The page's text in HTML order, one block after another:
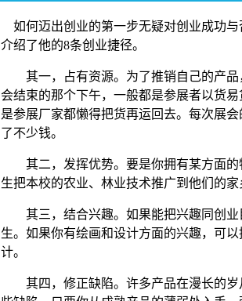
如何迈出创业的第一步无疑对创业成功
介绍了他的8条创业捷径。
其一，占有资源。为了推销自己的产品
会结束的那个下午，一般都是参展者以货
是参展厂家都懒得把货再运回去。每次展
了不少钱。
其二，发挥优势。要是你拥有某方面的
生把本校的农业、林业技术推广到他们的
其三，结合兴趣。如果能把兴趣同创业
生。如果你有绘画和设计方面的兴趣，可
计。
其四，修正缺陷。许多产品在漫长的岁